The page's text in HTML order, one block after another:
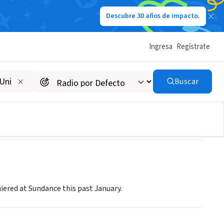
Descubre 30 años de impacto.
Ingresa Regístrate
Buscar
at Sundance this past January.